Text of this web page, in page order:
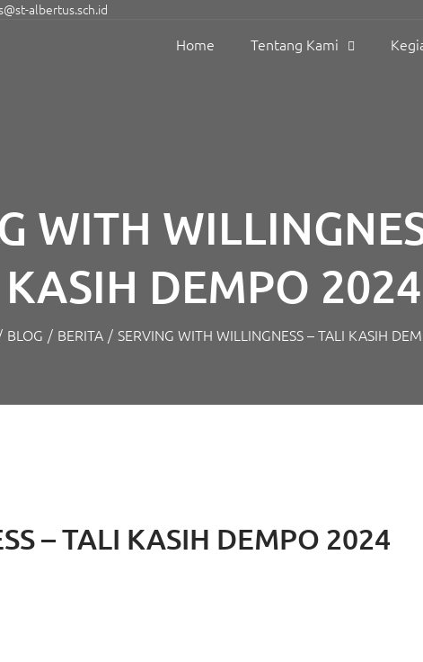
albertus.sch.id
Home Tentang Kami
WITH
KASIH DEMPO 2024
BLOG / BERITA / SERVING WITH WILLINGNESS – TALI KASIH
– TALI KASIH DEMPO 2024